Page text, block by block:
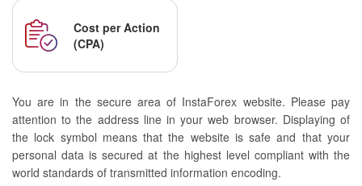
Cost per Action
(CPA)
You are in the secure area of InstaForex website. Please pay
attention to the address line in your web browser. Displaying of
the lock symbol means that the website is safe and that your
personal data is secured at the highest level compliant with the
world standards of transmitted information encoding.